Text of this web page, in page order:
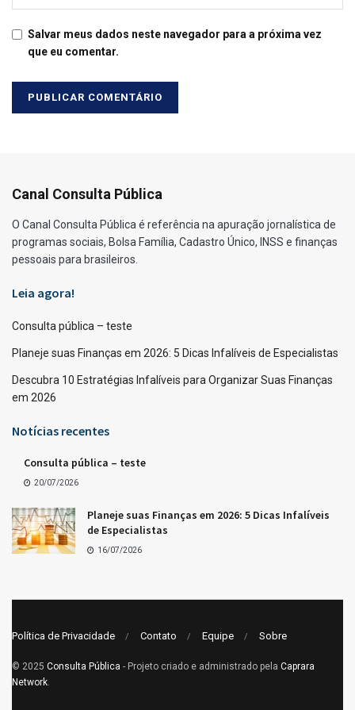
Salvar meus dados neste navegador para a próxima vez
que eu comentar.
Canal Consulta Pública
O Canal Consulta Pública é referência na apuração jornalística de
programas sociais, Bolsa Família, Cadastro Único, INSS e finanças
pessoais para brasileiros.
Leia agora!
Consulta pública – teste
Planeje suas Finanças em 2026: 5 Dicas Infalíveis de Especialistas
Descubra 10 Estratégias Infalíveis para Organizar Suas Finanças
em 2026
Notícias recentes
Consulta pública – teste
20/07/2026
Planeje suas Finanças em 2026: 5 Dicas Infalíveis
de Especialistas
16/07/2026
Política de Privacidade Contato Equipe Sobre
© 2025 Consulta Pública - Projeto criado e administrado pela Caprara
Network.